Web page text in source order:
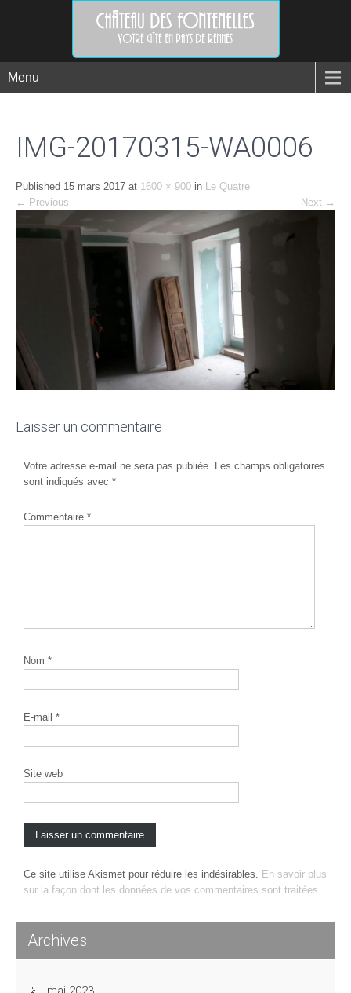
Menu
IMG-20170315-WA0006
Published 15 mars 2017 at 1600 × 900 in Le Quatre
← Previous Next →
Laisser un commentaire
Votre adresse e-mail ne sera pas publiée. Les champs obligatoires
sont indiqués avec *
Commentaire *
Nom *
E-mail *
Site web
Ce site utilise Akismet pour réduire les indésirables. En savoir plus
sur la façon dont les données de vos commentaires sont traitées.
Archives